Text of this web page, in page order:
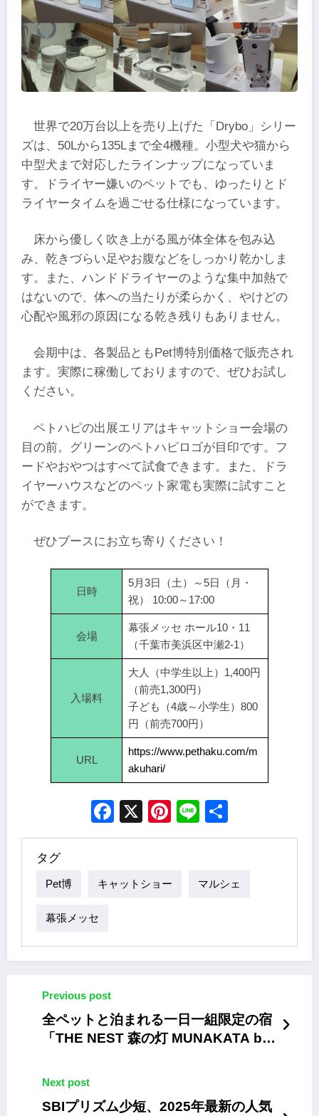
世界で20万台以上を売り上げた「Drybo」シリー
ズは、50Lから135Lまで全4機種。小型犬や猫から
中型犬まで対応したラインナップになっていま
す。ドライヤー嫌いのペットでも、ゆったりとド
ライヤータイムを過ごせる仕様になっています。
床から優しく吹き上がる風が体全体を包み込
み、乾きづらい足やお腹などをしっかり乾かしま
す。また、ハンドドライヤーのような集中加熱で
はないので、体への当たりが柔らかく、やけどの
心配や風邪の原因になる乾き残りもありません。
会期中は、各製品ともPet博特別価格で販売され
ます。実際に稼働しておりますので、ぜひお試し
ください。
ペトハピの出展エリアはキャットショー会場の
目の前。グリーンのペトハピロゴが目印です。フ
ードやおやつはすべて試食できます。また、ドラ
イヤーハウスなどのペット家電も実際に試すこと
ができます。
ぜひブースにお立ち寄りください！
日時
5月3日（土）～5日（月・
祝） 10:00～17:00
会場
幕張メッセ ホール10・11
（千葉市美浜区中瀬2-1）
入場料
大人（中学生以上）1,400円
（前売1,300円）
子ども（4歳～小学生）800
円（前売700円）
URL
https://www.pethaku.com/m
akuhari/
Facebook
X Pinterest
Line
タグ
Pet博 キャットショー マルシェ
幕張メッセ
Previous post
全ペットと泊まれる一日一組限定の宿
「THE NEST 森の灯 MUNAKATA by
Next post
SBIプリズム少短、2025年最新の人気